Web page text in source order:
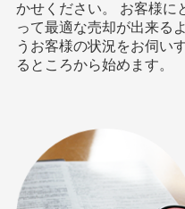
かせください。 お客様に
って最適な売却が出来るよ
うお客様の状況をお伺い
るところから始めます。